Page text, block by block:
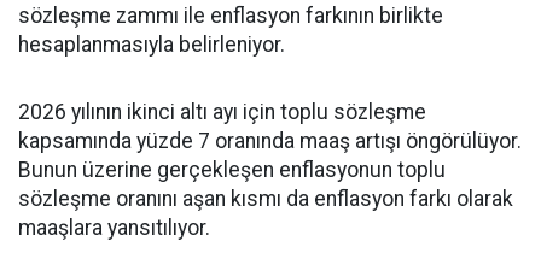
sözleşme zammı ile enflasyon farkının birlikte
hesaplanmasıyla belirleniyor.
2026 yılının ikinci altı ayı için toplu sözleşme
kapsamında yüzde 7 oranında maaş artışı öngörülüyor.
Bunun üzerine gerçekleşen enflasyonun toplu
sözleşme oranını aşan kısmı da enflasyon farkı olarak
maaşlara yansıtılıyor.